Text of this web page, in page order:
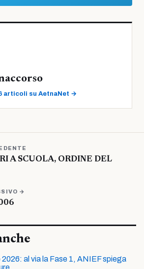
articoli su AetnaNet →
A SCUOLA, ORDINE DEL
→